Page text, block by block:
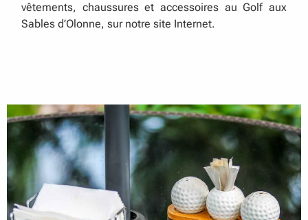
vêtements, chaussures et accessoires au Golf aux
Sables d’Olonne, sur notre site Internet.